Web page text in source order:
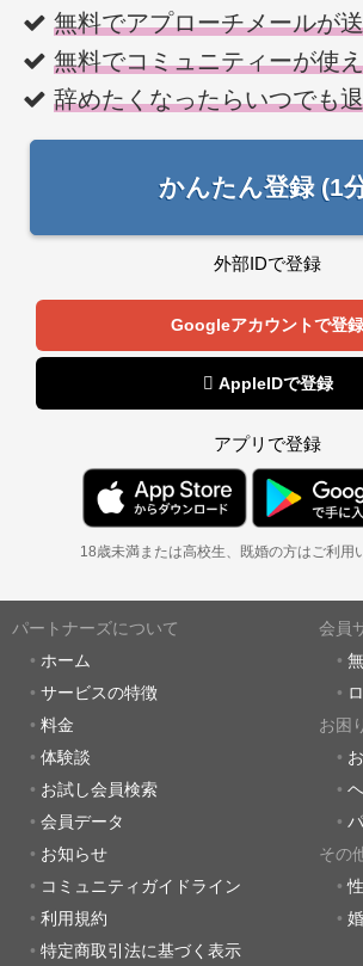
無料でアプローチメールが
無料でコミュニティーが使
辞めたくなったらいつでも
かんたん登録 (1
外部IDで登録
Googleアカウントで登録
 AppleIDで登録
アプリで登録
18歳未満または高校生、既婚の方はご利用
パートナーズについて
ホーム
サービスの特徴
料金
体験談
お試し会員検索
会員データ
お知らせ
コミュニティガイドライン
利用規約
特定商取引法に基づく表示
会員
お困
その